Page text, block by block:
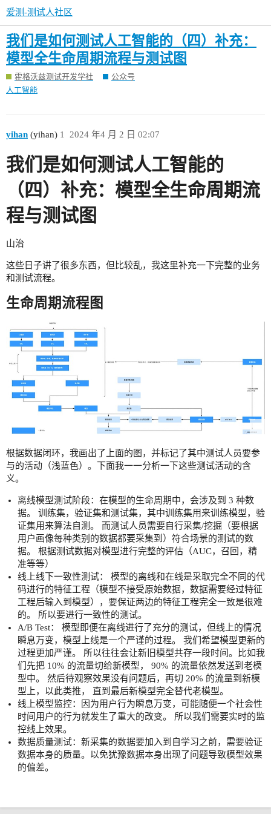
爱测-测试人社区
我们是如何测试人工智能的（四）补充：
模型全生命周期流程与测试图
霍格沃兹测试开发学社
公众号
人工智能
yihan (yihan) 2024 年4 月 2 日 02:07
1
我们是如何测试人工智能的
（四）补充：模型全生命周期流
程与测试图
山治
这些日子讲了很多东西，但比较乱，我这里补充一下完整的业务
和测试流程。
生命周期流程图
根据数据闭环，我画出了上面的图，并标记了其中测试人员要参
与的活动（浅蓝色）。下面我一一分析一下这些测试活动的含
义。
离线模型测试阶段：在模型的生命周期中，会涉及到 3 种数
据。 训练集，验证集和测试集，其中训练集用来训练模型，验
证集用来算法自测。 而测试人员需要自行采集/挖掘（要根据
用户画像每种类别的数据都要采集到）符合场景的测试的数
据。 根据测试数据对模型进行完整的评估（AUC，召回，精
准等等）
线上线下一致性测试： 模型的离线和在线是采取完全不同的代
码进行的特征工程（模型不接受原始数据，数据需要经过特征
工程后输入到模型），要保证两边的特征工程完全一致是很难
的。 所以要进行一致性的测试。
A/B Test： 模型即便在离线进行了充分的测试，但线上的情况
瞬息万变，模型上线是一个严谨的过程。 我们希望模型更新的
过程更加严谨。 所以往往会让新旧模型共存一段时间。比如我
们先把 10% 的流量切给新模型， 90% 的流量依然发送到老模
型中。 然后待观察效果没有问题后，再切 20% 的流量到新模
型上，以此类推， 直到最后新模型完全替代老模型。
线上模型监控：因为用户行为瞬息万变，可能随便一个社会性
时间用户的行为就发生了重大的改变。 所以我们需要实时的监
控线上效果。
数据质量测试：新采集的数据要加入到自学习之前，需要验证
数据本身的质量。以免犹豫数据本身出现了问题导致模型效果
的偏差。